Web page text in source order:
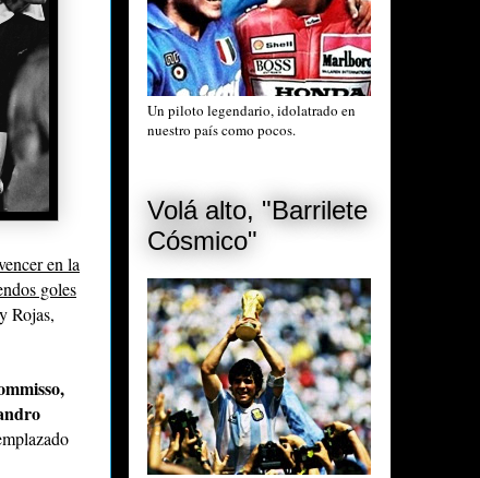
en la
goles
Rojas,
Un piloto legendario, idolatrado en
nuestro país como pocos.
Volá alto, "Barrilete
Cósmico"